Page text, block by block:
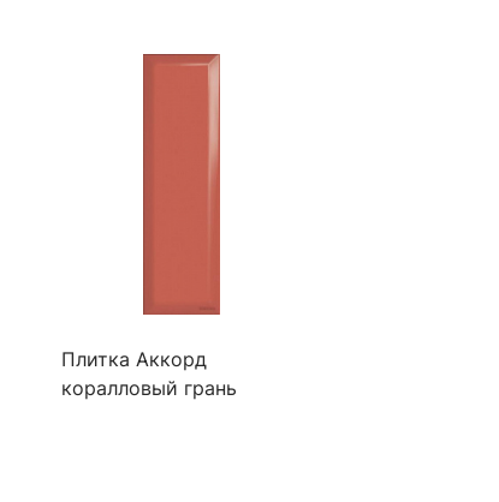
Плитка Аккорд
коралловый грань